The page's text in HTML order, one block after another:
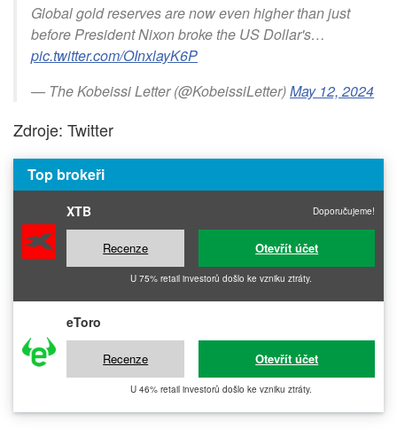
Global gold reserves are now even higher than just
before President Nixon broke the US Dollar's…
pic.twitter.com/OInxlayK6P
— The Kobeissi Letter (@KobeissiLetter)May 12, 2024
Zdroje: Twitter
Top brokeři
XTB Doporučujeme!
Recenze Otevřít účet
U 75% retail investorů došlo ke vzniku ztráty.
eToro
Recenze Otevřít účet
U 46% retail investorů došlo ke vzniku ztráty.